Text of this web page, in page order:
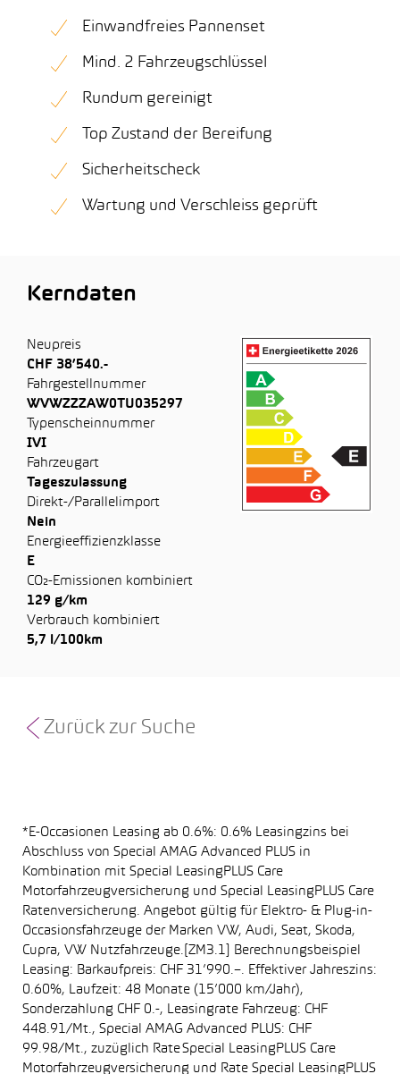
Einwandfreies Pannenset
Mind. 2 Fahrzeugschlüssel
Rundum gereinigt
Top Zustand der Bereifung
Sicherheitscheck
Wartung und Verschleiss geprüft
Kerndaten
Neupreis
CHF 38’540.-
Fahrgestellnummer
WVWZZZAW0TU035297
Typenscheinnummer
IVI
Fahrzeugart
Tageszulassung
Direkt-/Parallelimport
Nein
Energieeffizienzklasse
E
CO₂-Emissionen kombiniert
129 g/km
Verbrauch kombiniert
5,7 l/100km
Zurück zur Suche
*E-Occasionen Leasing ab 0.6%: 0.6% Leasingzins bei
Abschluss von Special AMAG Advanced PLUS in
Kombination mit Special LeasingPLUS Care
Motorfahrzeugversicherung und Special LeasingPLUS Care
Ratenversicherung. Angebot gültig für Elektro- & Plug-in-
Occasionsfahrzeuge der Marken VW, Audi, Seat, Skoda,
Cupra, VW Nutzfahrzeuge.[ZM3.1] Berechnungsbeispiel
Leasing: Barkaufpreis: CHF 31’990.–. Effektiver Jahreszins:
0.60%, Laufzeit: 48 Monate (15’000 km/Jahr),
Sonderzahlung CHF 0.-, Leasingrate Fahrzeug: CHF
448.91/Mt., Special AMAG Advanced PLUS: CHF
99.98/Mt., zuzüglich Rate Special LeasingPLUS Care
Motorfahrzeugversicherung und Rate Special LeasingPLUS